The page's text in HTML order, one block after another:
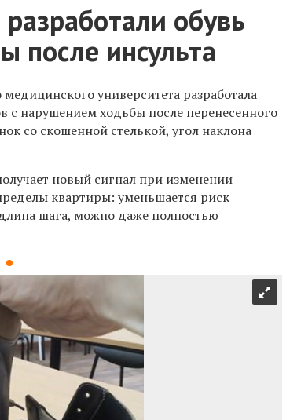
обувь
после инсульта
университета разработала
с нарушением ходьбы после перенесенного
со скошенной стелькой, угол наклона
новый сигнал при изменении
квартиры: уменьшается риск
шага, можно даже полностью